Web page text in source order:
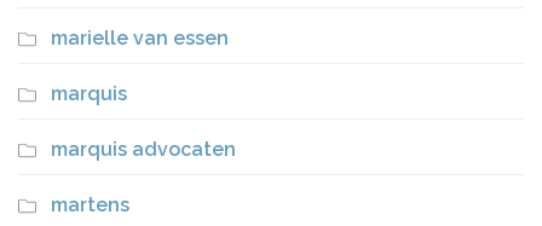
marielle van essen
marquis
marquis advocaten
martens